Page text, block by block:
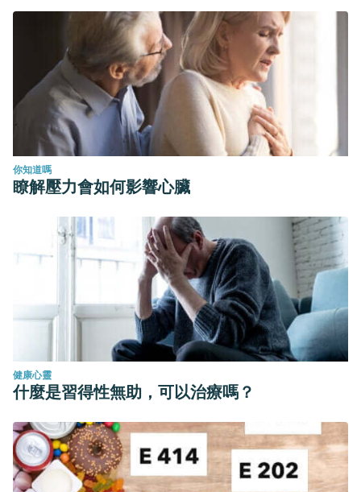
你知道嗎
瞭解壓力會如何影響心臟
健康心靈
什麼是習得性無助，可以治療嗎？